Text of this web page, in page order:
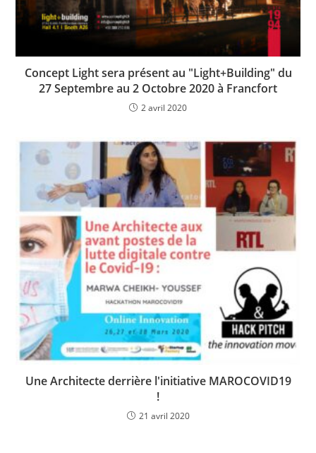
Concept Light sera présent au "Light+Building" du
27 Septembre au 2 Octobre 2020 à Francfort
2 avril 2020
Une Architecte derrière l'initiative MAROCOVID19
!
21 avril 2020